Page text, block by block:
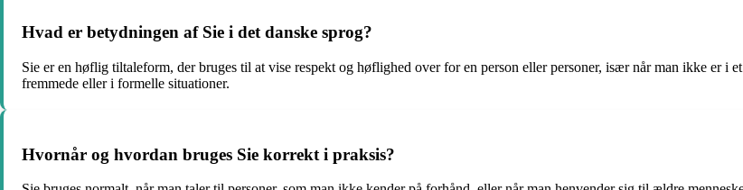
Hvad er betydningen af Sie i det danske sprog?
Sie er en høflig tiltaleform, der bruges til at vise respekt og høflighed over for en person eller personer, især når man ikke er
fremmede eller i formelle situationer.
Hvornår og hvordan bruges Sie korrekt i praksis?